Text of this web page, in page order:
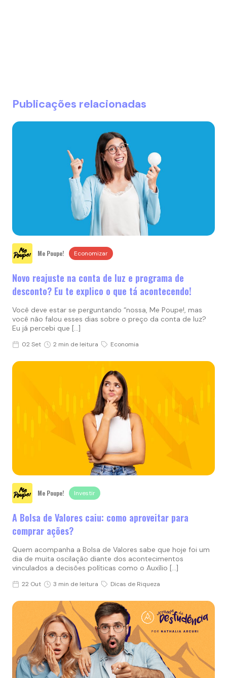
Publicações relacionadas
Me Poupe! Economizar
Novo reajuste na conta de luz e programa de
desconto? Eu te explico o que tá acontecendo!
Você deve estar se perguntando “nossa, Me Poupe!, mas
você não falou esses dias sobre o preço da conta de luz?
Eu já percebi que […]
02 Set 2 min de leitura Economia
Me Poupe! Investir
A Bolsa de Valores caiu: como aproveitar para
comprar ações?
Quem acompanha a Bolsa de Valores sabe que hoje foi um
dia de muita oscilação diante dos acontecimentos
vinculados a decisões políticas como o Auxílio […]
22 Out 3 min de leitura Dicas de Riqueza